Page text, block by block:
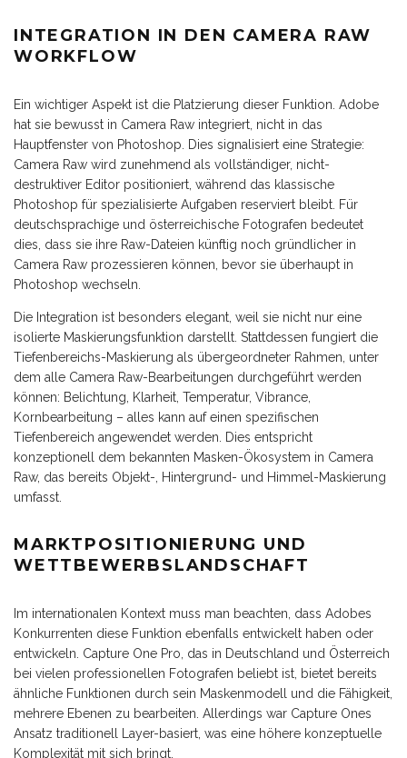
INTEGRATION IN DEN CAMERA RAW
WORKFLOW
Ein wichtiger Aspekt ist die Platzierung dieser Funktion. Adobe
hat sie bewusst in Camera Raw integriert, nicht in das
Hauptfenster von Photoshop. Dies signalisiert eine Strategie:
Camera Raw wird zunehmend als vollständiger, nicht-
destruktiver Editor positioniert, während das klassische
Photoshop für spezialisierte Aufgaben reserviert bleibt. Für
deutschsprachige und österreichische Fotografen bedeutet
dies, dass sie ihre Raw-Dateien künftig noch gründlicher in
Camera Raw prozessieren können, bevor sie überhaupt in
Photoshop wechseln.
Die Integration ist besonders elegant, weil sie nicht nur eine
isolierte Maskierungsfunktion darstellt. Stattdessen fungiert die
Tiefenbereichs-Maskierung als übergeordneter Rahmen, unter
dem alle Camera Raw-Bearbeitungen durchgeführt werden
können: Belichtung, Klarheit, Temperatur, Vibrance,
Kornbearbeitung – alles kann auf einen spezifischen
Tiefenbereich angewendet werden. Dies entspricht
konzeptionell dem bekannten Masken-Ökosystem in Camera
Raw, das bereits Objekt-, Hintergrund- und Himmel-Maskierung
umfasst.
MARKTPOSITIONIERUNG UND
WETTBEWERBSLANDSCHAFT
Im internationalen Kontext muss man beachten, dass Adobes
Konkurrenten diese Funktion ebenfalls entwickelt haben oder
entwickeln. Capture One Pro, das in Deutschland und Österreich
bei vielen professionellen Fotografen beliebt ist, bietet bereits
ähnliche Funktionen durch sein Maskenmodell und die Fähigkeit,
mehrere Ebenen zu bearbeiten. Allerdings war Capture Ones
Ansatz traditionell Layer-basiert, was eine höhere konzeptuelle
Komplexität mit sich bringt.